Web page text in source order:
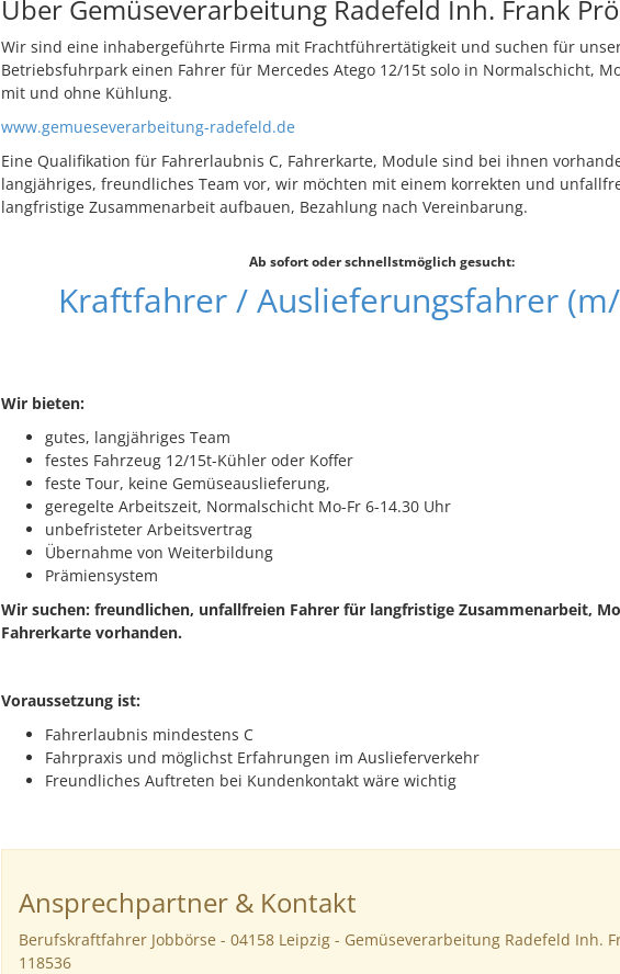
Über Gemüseverarbeitung Radefeld Inh. Frank
Wir sind eine inhabergeführte Firma mit Frachtführertätigkeit und suchen für
Betriebsfuhrpark einen Fahrer für Mercedes Atego 12/15t solo in Normalschicht,
mit und ohne Kühlung.
www.gemueseverarbeitung-radefeld.de
Eine Qualifikation für Fahrerlaubnis C, Fahrerkarte, Module sind bei ihnen
langjähriges, freundliches Team vor, wir möchten mit einem korrekten und
langfristige Zusammenarbeit aufbauen, Bezahlung nach Vereinbarung.
Ab sofort oder schnellstmöglich gesucht:
Kraftfahrer / Auslieferungsfahrer
Wir bieten:
gutes, langjähriges Team
festes Fahrzeug 12/15t-Kühler oder Koffer
feste Tour, keine Gemüseauslieferung,
geregelte Arbeitszeit, Normalschicht Mo-Fr 6-14.30 Uhr
unbefristeter Arbeitsvertrag
Übernahme von Weiterbildung
Prämiensystem
Wir suchen: freundlichen, unfallfreien Fahrer für langfristige Zusammenarbeit,
Fahrerkarte vorhanden.
Voraussetzung ist:
Fahrerlaubnis mindestens C
Fahrpraxis und möglichst Erfahrungen im Auslieferverkehr
Freundliches Auftreten bei Kundenkontakt wäre wichtig
Ansprechpartner & Kontakt
Berufskraftfahrer Jobbörse - 04158 Leipzig - Gemüseverarbeitung Radefeld Inh.
118536